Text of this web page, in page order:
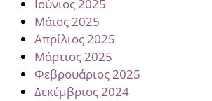
Ιούνιος 2025
Μάιος 2025
Απρίλιος 2025
Μάρτιος 2025
Φεβρουάριος 2025
Δεκέμβριος 2024